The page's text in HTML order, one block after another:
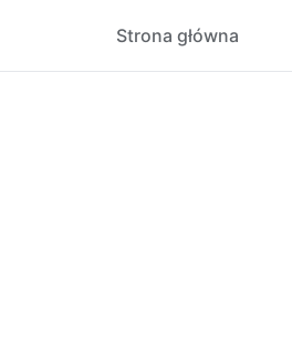
Strona główna